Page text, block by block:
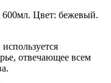
Цвет: бежевый.
отвечающее всем